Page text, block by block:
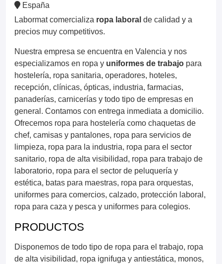
España
Labormat comercializa ropa laboral de calidad y a
precios muy competitivos.
Nuestra empresa se encuentra en Valencia y nos
especializamos en ropa y uniformes de trabajo para
hostelería, ropa sanitaria, operadores, hoteles,
recepción, clínicas, ópticas, industria, farmacias,
panaderías, carnicerías y todo tipo de empresas en
general. Contamos con entrega inmediata a domicilio.
Ofrecemos ropa para hostelería como chaquetas de
chef, camisas y pantalones, ropa para servicios de
limpieza, ropa para la industria, ropa para el sector
sanitario, ropa de alta visibilidad, ropa para trabajo de
laboratorio, ropa para el sector de peluquería y
estética, batas para maestras, ropa para orquestas,
uniformes para comercios, calzado, protección laboral,
ropa para caza y pesca y uniformes para colegios.
PRODUCTOS
Disponemos de todo tipo de ropa para el trabajo, ropa
de alta visibilidad, ropa ignifuga y antiestática, monos,